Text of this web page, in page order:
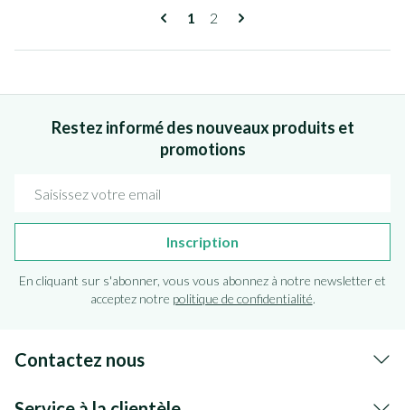
Pages
Vous lisez actuellement la page
1 Page
2
Restez informé des nouveaux produits et
promotions
Inscription
En cliquant sur s'abonner, vous vous abonnez à notre newsletter et
acceptez notre politique de confidentialité.
Contactez nous